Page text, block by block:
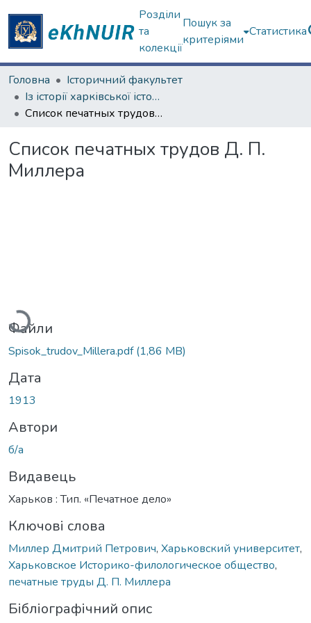
Розділи
та
колекції
Пошук за
критеріями
Статистика
Головна
Історичний факультет
Із історії харківської історичної школи
Список печатных трудов Д. П. Миллера
Список печатных трудов Д. П.
Миллера
Файли
Spisok_trudov_Millera.pdf(1,86 MB)
Дата
1913
Автори
б/а
Видавець
Харьков : Тип. «Печатное дело»
Ключові слова
Миллер Дмитрий Петрович, Харьковский университет,
Харьковское Историко-филологическое общество,
печатные труды Д. П. Миллера
Бібліографічний опис